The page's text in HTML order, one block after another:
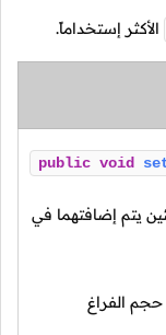
الأكثر إستخداماً.
public void
يتم إضافتهما في
الفراغ